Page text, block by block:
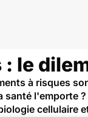
le
à risques
santé l'emporte
cellulaire